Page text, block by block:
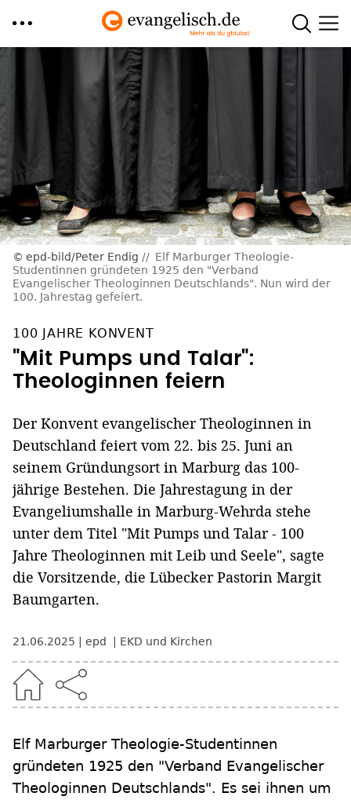
Direkt
epd-bild/Peter Endig
Elf Marburger Theologie-
Studentinnen gründeten 1925 den "Verband
Evangelischer Theologinnen Deutschlands". Nun wird der
100. Jahrestag gefeiert.
100 JAHRE KONVENT
"Mit Pumps und Talar":
Theologinnen feiern
Der Konvent evangelischer Theologinnen in
Deutschland feiert vom 22. bis 25. Juni an
seinem Gründungsort in Marburg das 100-
jährige Bestehen. Die Jahrestagung in der
Evangeliumshalle in Marburg-Wehrda stehe
unter dem Titel "Mit Pumps und Talar - 100
Jahre Theologinnen mit Leib und Seele", sagte
die Vorsitzende, die Lübecker Pastorin Margit
Baumgarten.
21.06.2025 epd EKD und Kirchen
Elf Marburger Theologie-Studentinnen
gründeten 1925 den "Verband Evangelischer
Theologinnen Deutschlands". Es sei ihnen um